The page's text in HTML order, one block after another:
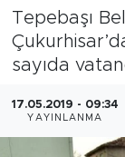
Tepebaşı
sayıda
17.05.2019 - 09:34
YAYINLANMA
Sağlık
Eğitim
Tüm
Son
Haber